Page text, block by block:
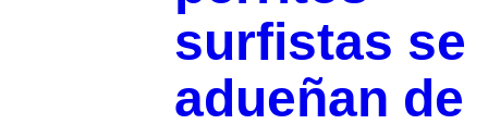
surfistas se
adueñan de